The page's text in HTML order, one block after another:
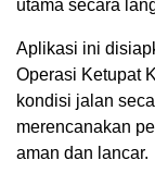
utama secara
Aplikasi ini
Operasi Ketupat
kondisi jalan
merencanakan
aman dan lancar.